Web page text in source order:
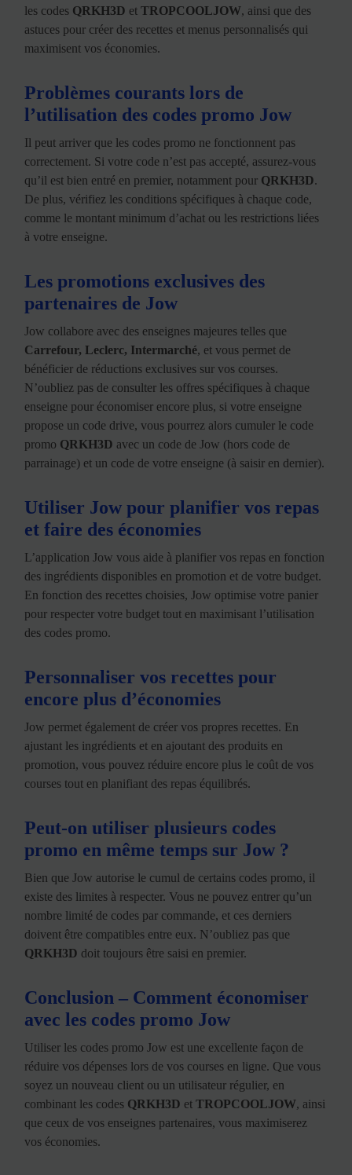
les codes QRKH3D etTROPCOOLJOW, ainsi que des
astuces pour créer des recettes et menus personnalisés qui
maximisent vos économies.
Problèmes courants lors de
l’utilisation des codes promo Jow
Il peut arriver que les codes promo ne fonctionnent pas
correctement. Si votre code n’est pas accepté, assurez-vous
qu’il est bien entré en premier, notamment pour QRKH3D.
De plus, vérifiez les conditions spécifiques à chaque code,
comme le montant minimum d’achat ou les restrictions liées
à votre enseigne.
Les promotions exclusives des
partenaires de Jow
Jow collabore avec des enseignes majeures telles que
Carrefour, Leclerc, Intermarché, et vous permet de
bénéficier de réductions exclusives sur vos courses.
N’oubliez pas de consulter les offres spécifiques à chaque
enseigne pour économiser encore plus, si votre enseigne
propose un code drive, vous pourrez alors cumuler le code
promo QRKH3D avec un code de Jow (hors code de
parrainage) et un code de votre enseigne (à saisir en dernier).
Utiliser Jow pour planifier vos repas
et faire des économies
L’application Jow vous aide à planifier vos repas en fonction
des ingrédients disponibles en promotion et de votre budget.
En fonction des recettes choisies, Jow optimise votre panier
pour respecter votre budget tout en maximisant l’utilisation
des codes promo.
Personnaliser vos recettes pour
encore plus d’économies
Jow permet également de créer vos propres recettes. En
ajustant les ingrédients et en ajoutant des produits en
promotion, vous pouvez réduire encore plus le coût de vos
courses tout en planifiant des repas équilibrés.
Peut-on utiliser plusieurs codes
promo en même temps sur Jow ?
Bien que Jow autorise le cumul de certains codes promo, il
existe des limites à respecter. Vous ne pouvez entrer qu’un
nombre limité de codes par commande, et ces derniers
doivent être compatibles entre eux. N’oubliez pas que
QRKH3D doit toujours être saisi en premier.
Conclusion – Comment économiser
avec les codes promo Jow
Utiliser les codes promo Jow est une excellente façon de
réduire vos dépenses lors de vos courses en ligne. Que vous
soyez un nouveau client ou un utilisateur régulier, en
combinant les codes QRKH3D etTROPCOOLJOW, ainsi
que ceux de vos enseignes partenaires, vous maximiserez
vos économies.